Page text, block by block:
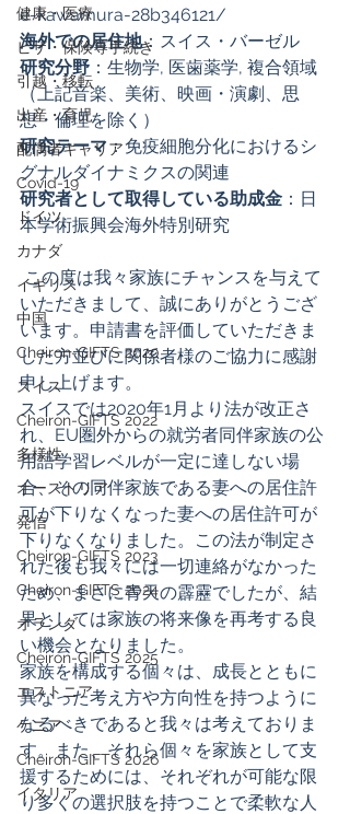
健康・医療
ビザ・保険等手続き
引越・移転
出産・育児
配偶者キャリア
Covid-19
ドイツ
カナダ
イギリス
中国
Cheiron-GIFTS 2020
スイス
Cheiron-GIFTS 2022
多様性
オーストリア
発信
Cheiron-GIFTS 2023
Cheiron-GIFTS 2024
オランダ
Cheiron-GIFTS 2025
エストニア
ケニア
Cheiron-GIFTS 2026
イタリア
e-kawamura-28b346121/
海外での居住地：スイス・バーゼル
研究分野 ：生物学, 医歯薬学, 複合領域
（上記音楽、美術、映画・演劇、思
想・倫理を除く）
研究テーマ：免疫細胞分化におけるシ
グナルダイナミクスの関連
研究者として取得している助成金 ：日
本学術振興会海外特別研究
この度は我々家族にチャンスを与えて
いただきまして、誠にありがとうござ
います。申請書を評価していただきま
した方並びに関係者様のご協力に感謝
申し上げます。
スイスでは2020年1月より法が改正さ
れ、EU圏外からの就労者同伴家族の公
用語学習レベルが一定に達しない場
合、その同伴家族である妻への居住許
可が下りなくなった妻への居住許可が
下りなくなりました。この法が制定さ
れた後も我々には一切連絡がなかった
ため、まさに青天の霹靂でしたが、結
果としては家族の将来像を再考する良
い機会となりました。
家族を構成する個々は、成長とともに
異なった考え方や方向性を持つように
なるべきであると我々は考えておりま
す。また、それら個々を家族として支
援するためには、それぞれが可能な限
り多くの選択肢を持つことで柔軟な人